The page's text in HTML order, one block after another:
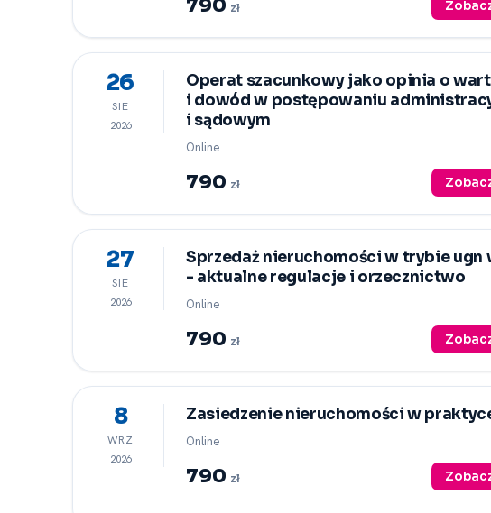
790 zł
26
SIE
2026
Operat szacunkowy jako opinia o
i dowód w postępowaniu
i sądowym
Online
790 zł
27
SIE
2026
Sprzedaż nieruchomości w trybie ugn
-⁠ aktualne regulacje i orzecznictwo
Online
790 zł
8
WRZ
2026
Zasiedzenie nieruchomości w
Online
790 zł